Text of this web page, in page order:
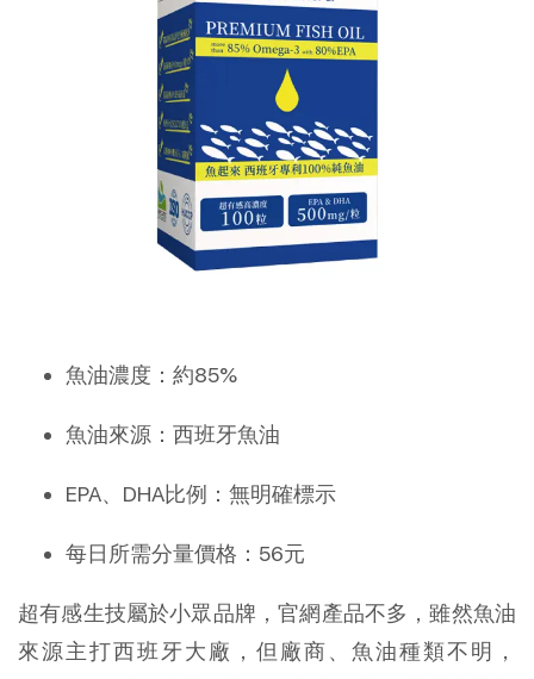
魚油濃度：約85%
魚油來源：西班牙魚油
EPA、DHA比例：無明確標示
每日所需分量價格：56元
超有感生技屬於小眾品牌，官網產品不多，雖然魚油
來源主打西班牙大廠，但廠商、魚油種類不明，